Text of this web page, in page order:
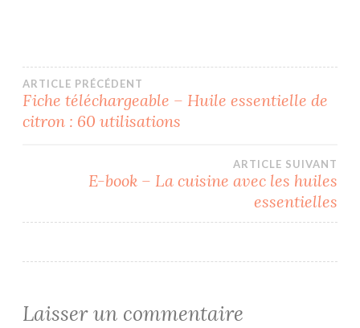
Navigation
de
l’article
ARTICLE PRÉCÉDENT
Fiche téléchargeable – Huile essentielle de
citron : 60 utilisations
ARTICLE SUIVANT
E-book – La cuisine avec les huiles
essentielles
Laisser un commentaire